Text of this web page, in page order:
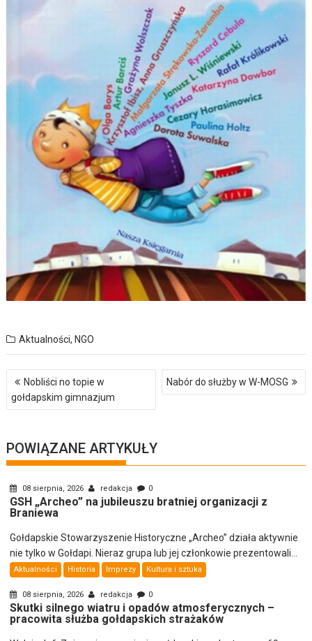
Aktualności,NGO
Nawigacja
wpisu
Nobliści no topie w
gołdapskim gimnazjum
Nabór do służby w W-MOSG
POWIĄZANE ARTYKUŁY
08 sierpnia, 2026 redakcja 0
GSH „Archeo” na jubileuszu bratniej organizacji z
Braniewa
Gołdapskie Stowarzyszenie Historyczne „Archeo” działa aktywnie
nie tylko w Gołdapi. Nieraz grupa lub jej członkowie prezentowali...
Aktualności Historia Imprezy Kultura i sztuka
08 sierpnia, 2026 redakcja 0
Skutki silnego wiatru i opadów atmosferycznych –
pracowita służba gołdapskich strażaków